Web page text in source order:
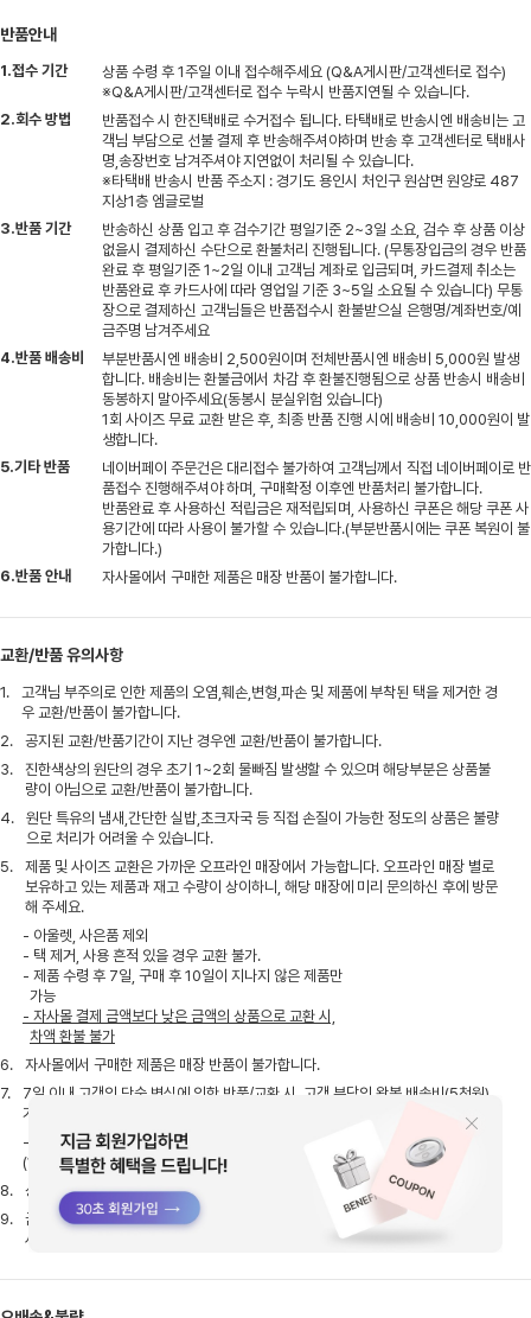
반품안내
1.접수 기간
상품 수령 후 1주일 이내 접수해주세요 (Q&A게시판/고객센터로 접수)
※Q&A게시판/고객센터로 접수 누락시 반품지연될 수 있습니다.
2.회수 방법
반품접수 시 한진택배로 수거접수 됩니다. 타택배로 반송시엔 배송비는 고
객님 부담으로 선불 결제 후 반송해주셔야하며 반송 후 고객센터로 택배사
명,송장번호 남겨주셔야 지연없이 처리될 수 있습니다.
※타택배 반송시 반품 주소지 : 경기도 용인시 처인구 원삼면 원양로 487
지상1층 엠글로벌
3.반품 기간
반송하신 상품 입고 후 검수기간 평일기준 2~3일 소요, 검수 후 상품 이상
없을시 결제하신 수단으로 환불처리 진행됩니다. (무통장입금의 경우 반품
완료 후 평일기준 1~2일 이내 고객님 계좌로 입금되며, 카드결제 취소는
반품완료 후 카드사에 따라 영업일 기준 3~5일 소요될 수 있습니다) 무통
장으로 결제하신 고객님들은 반품접수시 환불받으실 은행명/계좌번호/예
금주명 남겨주세요
4.반품 배송비
부분반품시엔 배송비 2,500원이며 전체반품시엔 배송비 5,000원 발생
합니다. 배송비는 환불금에서 차감 후 환불진행됨으로 상품 반송시 배송비
동봉하지 말아주세요(동봉시 분실위험 있습니다)
1회 사이즈 무료 교환 받은 후, 최종 반품 진행 시에 배송비 10,000원이 발
생합니다.
5.기타 반품
네이버페이 주문건은 대리접수 불가하여 고객님께서 직접 네이버페이로 반
품접수 진행해주셔야 하며, 구매확정 이후엔 반품처리 불가합니다.
반품완료 후 사용하신 적립금은 재적립되며, 사용하신 쿠폰은 해당 쿠폰 사
용기간에 따라 사용이 불가할 수 있습니다.(부분반품시에는 쿠폰 복원이 불
가합니다.)
6.반품 안내
자사몰에서 구매한 제품은 매장 반품이 불가합니다.
교환/반품 유의사항
1.
고객님 부주의로 인한 제품의 오염,훼손,변형,파손 및 제품에 부착된 택을 제거한 경
우 교환/반품이 불가합니다.
2.
공지된 교환/반품기간이 지난 경우엔 교환/반품이 불가합니다.
3.
진한색상의 원단의 경우 초기 1~2회 물빠짐 발생할 수 있으며 해당부분은 상품불
량이 아님으로 교환/반품이 불가합니다.
4.
원단 특유의 냄새,간단한 실밥,초크자국 등 직접 손질이 가능한 정도의 상품은 불량
으로 처리가 어려울 수 있습니다.
5.
제품 및 사이즈 교환은 가까운 오프라인 매장에서 가능합니다. 오프라인 매장 별로
보유하고 있는 제품과 재고 수량이 상이하니, 해당 매장에 미리 문의하신 후에 방문
해 주세요.
- 아울렛, 사은품 제외
- 택 제거, 사용 흔적 있을 경우 교환 불가.
- 제품 수령 후 7일, 구매 후 10일이 지나지 않은 제품만
가능
- 자사몰 결제 금액보다 낮은 금액의 상품으로 교환 시,
차액 환불 불가
6.
자사몰에서 구매한 제품은 매장 반품이 불가합니다.
7.
7일 이내 고객의 단순 변심에 의한 반품/교환 시, 고객 부담의 왕복 배송비(5천원)
가 발생합니다.
- 1회 무료 교환 후, 반품/교환 시 고객 부담의 왕복 배송비
(1만원)가 발생합니다.
8.
상품 하자일 경우, 당사가 A/S 비용을 부담하며 품질 보증 기간은 1년 입니다.
9.
금액대 별 사은품을 받으신게 있다면, 반품 시 남아 있는 금액 확인 후 함께 보내주
셔야 처리 가능합니다.